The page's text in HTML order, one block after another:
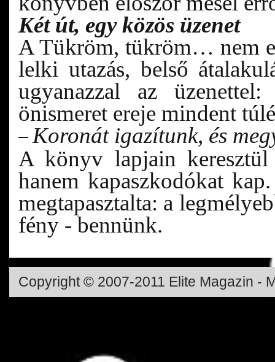
Két út, egy közös üzenet
A Tükröm, tükröm… nem
lelki utazás, belső
ugyanazzal az
önismeret ereje mindent
–Koronát igazítunk, és
A könyv lapjain keresztül
hanem kapaszkodókat
megtapasztalta: a
fény - bennünk.
Copyright © 2007-2011 Elite Magazin -